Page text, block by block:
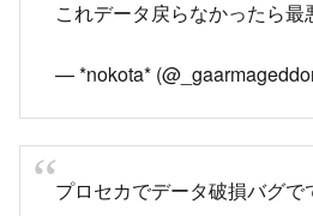
検索したら同じ状態の人多く
これデータ戻らなかったら最
— *nokota*